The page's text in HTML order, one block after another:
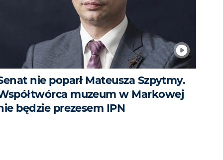
nie poparł Mateusza Szpytmy.
muzeum w Markowej
będzie prezesem IPN